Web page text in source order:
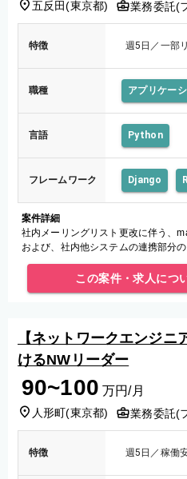
五反田(東京都) 業務委託(
特徴 週5日／一部
職種 アプリケー
言語 Python
フレームワーク Django
案件詳細
社内メーリングリスト更改に伴う、
および、社内他システムの連携部分
ただきます。
この案件・求人につ
【ネットワークエンジ
けるNWリーダー
90~100 万円/月
人形町(東京都) 業務委託(
特徴 週5日／稼働